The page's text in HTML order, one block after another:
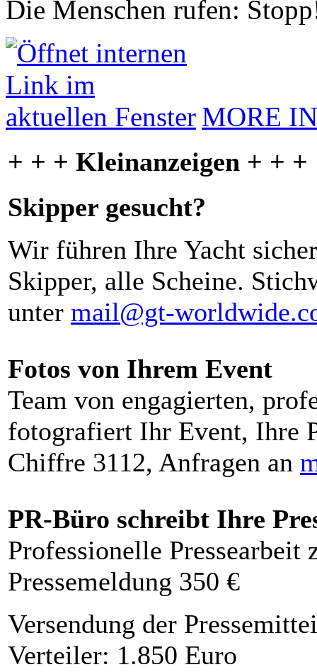
Die Menschen rufen:
MORE
+ + + Kleinanzeigen + + +
Skipper gesucht?
Wir führen Ihre Yacht
Skipper, alle Scheine.
unter mail@gt-
Fotos von Ihrem Event
Team von engagierten,
fotografiert Ihr Event, Ihre
Chiffre 3112, Anfragen an
PR-Büro schreibt Ihre
Professionelle Pressearbeit
Pressemeldung 350 €
Versendung der
Verteiler: 1.850 Euro